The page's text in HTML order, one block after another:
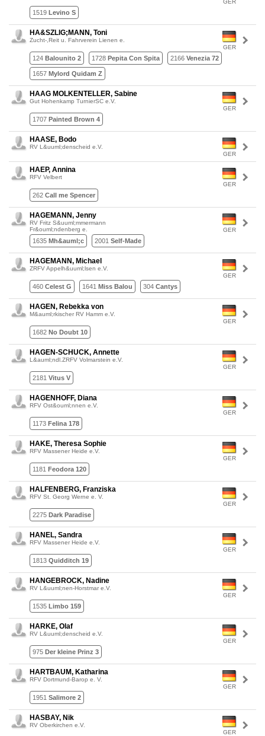
GER
1519 Levino S
GER
HA&SZLIG;MANN, Toni
Zucht-,Reit u. Fahrverein Lienen e.
124 Balounito 2 1728 Pepita Con Spita 2166 Venezia 72
1657 Mylord Quidam Z
GER
HAAG MOLKENTELLER, Sabine
Gut Hohenkamp TurnierSC e.V.
1707 Painted Brown 4
GER
HAASE, Bodo
RV L&uuml;denscheid e.V.
GER
HAEP, Annina
RFV Velbert
262 Call me Spencer
GER
HAGEMANN, Jenny
RV Fritz S&uuml;mmermann
Fr&ouml;ndenberg e.
1635 Mh&auml;c 2001 Self-Made
GER
HAGEMANN, Michael
ZRFV Appelh&uuml;lsen e.V.
460 Celest G 1641 Miss Balou 304 Cantys
GER
HAGEN, Rebekka von
M&auml;rkischer RV Hamm e.V.
1682 No Doubt 10
GER
HAGEN-SCHUCK, Annette
L&auml;ndl.ZRFV Volmarstein e.V.
2181 Vitus V
GER
HAGENHOFF, Diana
RFV Ost&ouml;nnen e.V.
1173 Felina 178
GER
HAKE, Theresa Sophie
RFV Massener Heide e.V.
1181 Feodora 120
GER
HALFENBERG, Franziska
RFV St. Georg Werne e. V.
2275 Dark Paradise
GER
HANEL, Sandra
RFV Massener Heide e.V.
1813 Quidditch 19
GER
HANGEBROCK, Nadine
RV L&uuml;nen-Horstmar e.V.
1535 Limbo 159
GER
HARKE, Olaf
RV L&uuml;denscheid e.V.
975 Der kleine Prinz 3
GER
HARTBAUM, Katharina
RFV Dortmund-Barop e. V.
1951 Salimore 2
GER
HASBAY, Nik
RV Oberkirchen e.V.